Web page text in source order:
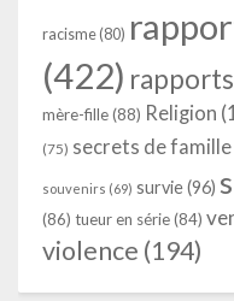
racisme (80)
(422)
mère-fille(88) Religion
(75) secrets de famille
souvenirs (69) survie(96)
(86) tueur en série(84)
violence (194)